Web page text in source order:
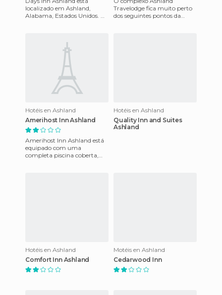
localizado em Ashland,
Alabama, Estados Unidos. Na
Travelodge fica muito perto
dos seguintes pontos da
Hotéis en Ashland
Amerihost Inn Ashland
Amerihost Inn Ashland está
equipado com uma
completa piscina coberta,
Hotéis en Ashland
Quality Inn and Suites
Ashland
Hotéis en Ashland
Comfort Inn Ashland
Motéis en Ashland
Cedarwood Inn